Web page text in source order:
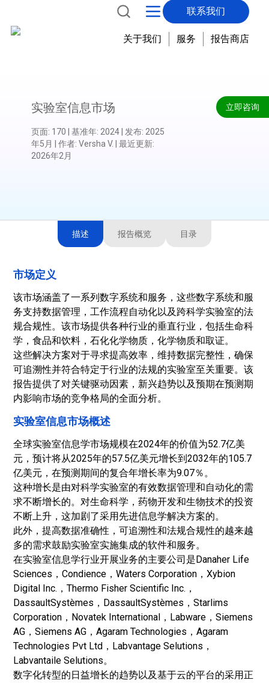
联系我们
关于我们 服务 报告商店
立即咨询
实验室信息市场
页面: 170 基准年: 2024 发布: 2025
年5月
作者: Versha V. 最近更新:
2026年2月
描述 报告概览 目录
市场定义
该市场涵盖了一系列数字系统和服务，这些数字系统和服
务支持数据管理，工作流程自动化以及跨科学实验室的法
规合规性。该市场提供各种行业的垂直行业，包括生命科
学，食品和饮料，石化化学物质，化学物质和取证。
这些解决方案对于寻求提高效率，维持数据完整性，确保
可追溯性并符合特定于行业的法规的实验室至关重要。该
报告提供了对关键驱动因素，新兴趋势以及预期在预测期
内影响市场的竞争格局的全面分析。
实验室信息市场概述
全球实验室信息学市场规模在2024年的价值为52.7亿美
元，预计将从2025年的57.5亿美元增长到2032年的105.7
亿美元，在预测期间的复合年增长率为9.07％。
这种增长是由对科学实验室的有效数据管理和自动化的需
求不断增长的。对生命科学，药物开发和生物技术的投资
不断上升，这加剧了采用先进信息学解决方案的。
此外，提高数据准确性，可追溯性和法规合规性的越来越
多的需求鼓励实验室实施集成的软件和服务。
在实验室信息学行业开展业务的主要公司是Danaher Life
Sciences，Condience，Waters Corporation，Xybion
Digital Inc.，Thermo Fisher Scientific Inc.，
DassaultSystèmes，DassaultSystèmes，Starlims
Corporation，Novatek International，Labware，Siemens
AG，​​Siemens AG，​​Agaram Technologies，Agaram
Technologies Pvt Ltd，Labvantage Selutions，
Labvantaile Selutions。
数字化转型的日益增长的趋势以及基于云的平台的采用正